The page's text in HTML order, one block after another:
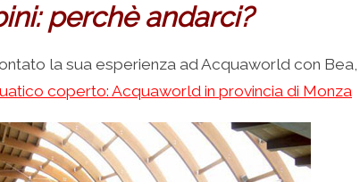
perchè andarci?
la sua esperienza ad Acquaworld con Bea,
coperto: Acquaworld in provincia di Monza